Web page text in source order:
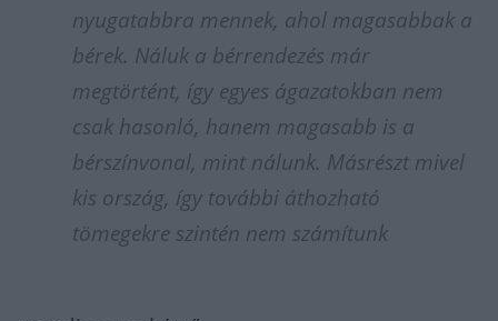
nyugatabbra mennek, ahol magasabbak a
bérek. Náluk a bérrendezés már
megtörtént, így egyes ágazatokban nem
csak hasonló, hanem magasabb is a
bérszínvonal, mint nálunk. Másrészt mivel
kis ország, így további áthozható
tömegekre szintén nem számítunk